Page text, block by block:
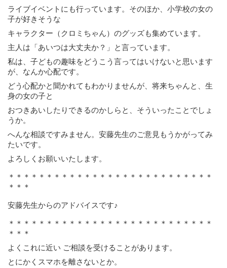
ライブイベントにも行っています。そのほか、小学校の女の
子が好きそうな
キャラクター（クロミちゃん）のグッズも集めています。
主人は「あいつは大丈夫か？」と言っています。
私は、子どもの趣味をどうこう言ってはいけないと思います
が、なんか心配です。
どう心配かと聞かれてもわかりませんが、将来ちゃんと、生
身の女の子と
おつきあいしたりできるのかしらと、そういったことでしょ
うか。
へんな相談ですみません。安藤先生のご意見もうかがってみ
たいです。
よろしくお願いいたします。
＊＊＊＊＊＊＊＊＊＊＊＊＊＊＊＊＊＊＊＊＊＊＊＊＊＊＊
＊＊＊
安藤先生からのアドバイスです♪
＊＊＊＊＊＊＊＊＊＊＊＊＊＊＊＊＊＊＊＊＊＊＊＊＊＊＊
＊＊＊
よくこれに近い ご相談を受けることがあります。
とにかくスマホを離さないとか。